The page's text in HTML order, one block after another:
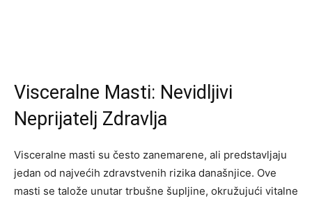
Visceralne Masti: Nevidljivi
Neprijatelj Zdravlja
Visceralne masti su često zanemarene, ali predstavljaju
jedan od najvećih zdravstvenih rizika današnjice. Ove
masti se talože unutar trbušne šupljine, okružujući vitalne